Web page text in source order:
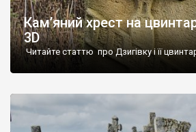
Кам’яний хрест на
3D
Читайте статтю про Дзигівку і її